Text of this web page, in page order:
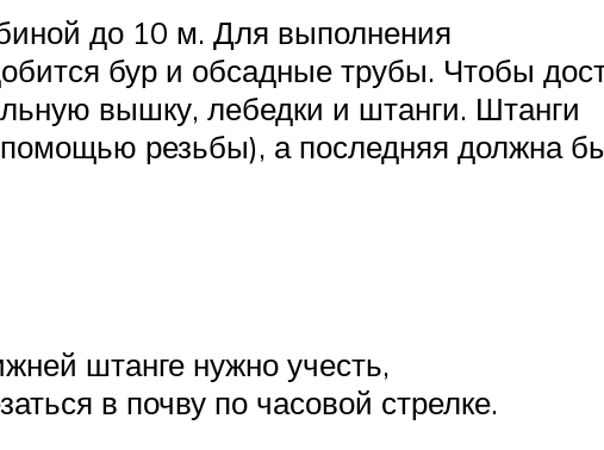
до 10 м. Для выполнения
бур и обсадные трубы. Чтобы
вышку, лебедки и штанги. Штанги
резьбы), а последняя должна
штанге нужно учесть,
в почву по часовой стрелке.